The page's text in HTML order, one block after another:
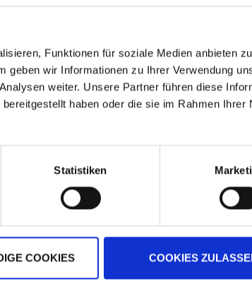
Funktionen für soziale Medien anbieten
geben wir Informationen zu Ihrer Verwendung
weiter. Unsere Partner führen diese
haben oder die sie im Rahmen Ihrer
Statistiken
COOKIES COOKIES
zzgl. MwSt.
60,28 € / St
IN DEN